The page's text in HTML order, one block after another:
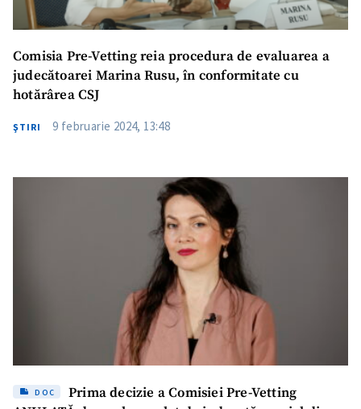
Comisia Pre-Vetting reia procedura de evaluarea a
judecătoarei Marina Rusu, în conformitate cu
hotărârea CSJ
ŞTIRI 9 februarie 2024, 13:48
DOC
Prima decizie a Comisiei Pre-Vetting